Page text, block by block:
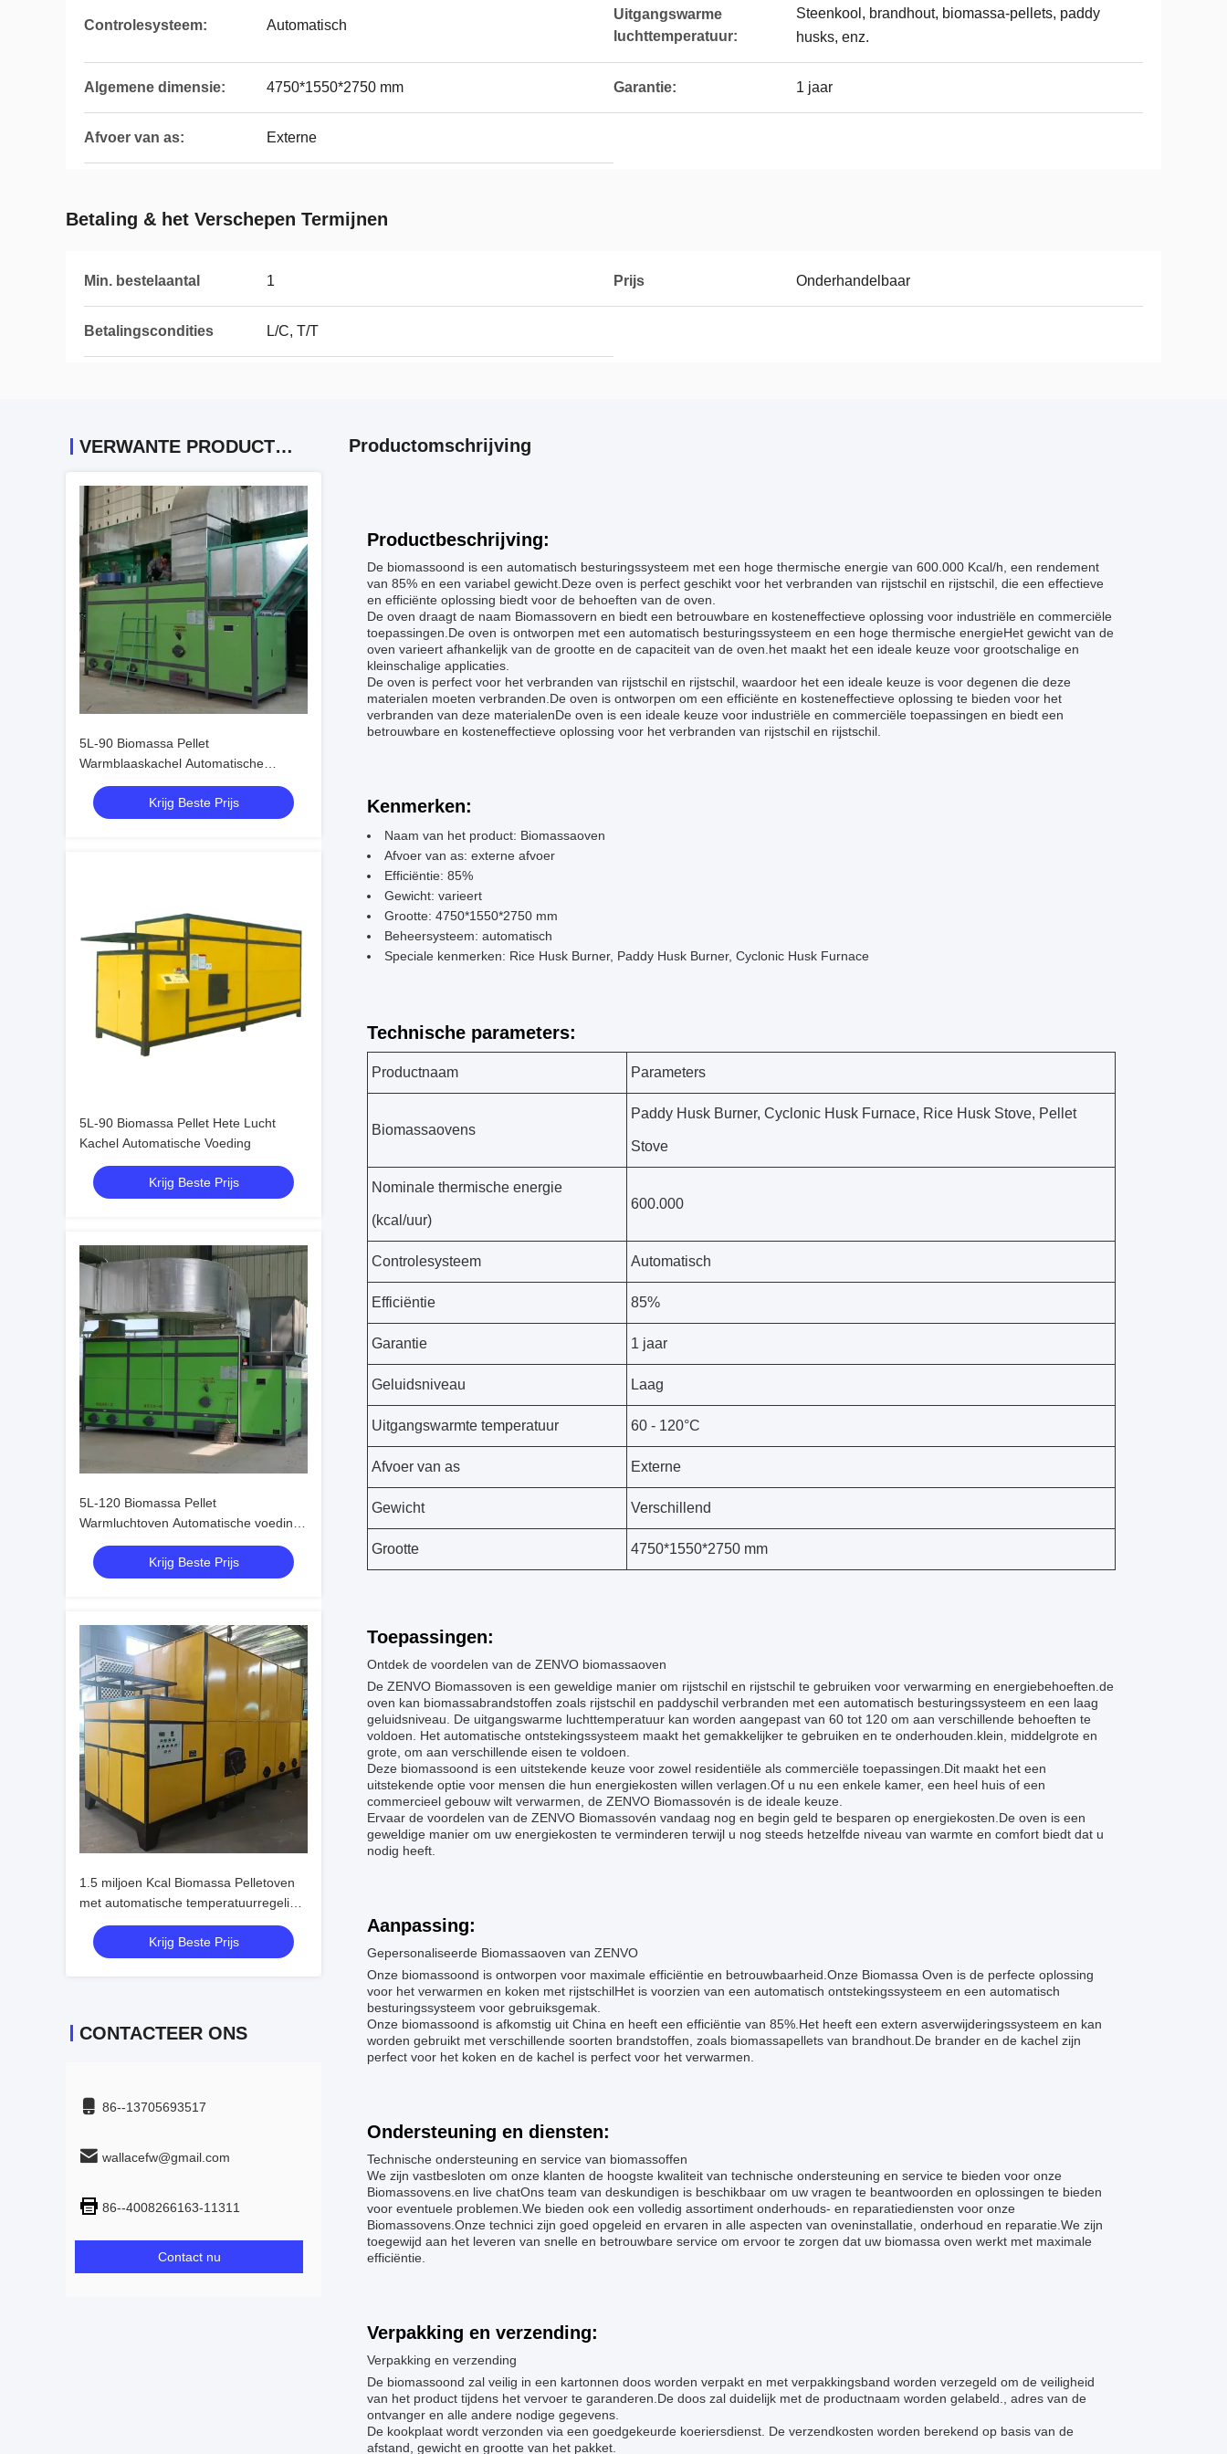
Controlesysteem: Automatisch
Uitgangswarme
luchttemperatuur:
Steenkool, brandhout, biomassa-pellets, paddy
husks, enz.
Algemene dimensie: 4750*1550*2750 mm Garantie: 1 jaar
Afvoer van as: Externe
Betaling & het Verschepen Termijnen
Min. bestelaantal 1 Prijs Onderhandelbaar
Betalingscondities L/C, T/T
VERWANTE PRODUCTEN
5L-90 Biomassa Pellet
Warmblaaskachel Automatische
voeding 83 Thermische efficiëntie
Krijg Beste Prijs
5L-90 Biomassa Pellet Hete Lucht
Kachel Automatische Voeding
Krijg Beste Prijs
5L-120 Biomassa Pellet
Warmluchtoven Automatische voeding
83% Efficiëntie
Krijg Beste Prijs
1.5 miljoen Kcal Biomassa Pelletoven
met automatische temperatuurregeling
en automatische voeding.
Krijg Beste Prijs
CONTACTEER ONS
86--13705693517
wallacefw@gmail.com
86--4008266163-11311
Contact nu
Productomschrijving
Productbeschrijving:
De biomassoond is een automatisch besturingssysteem met een hoge thermische energie van 600.000 Kcal/h, een rendement
van 85% en een variabel gewicht.Deze oven is perfect geschikt voor het verbranden van rijstschil en rijstschil, die een effectieve
en efficiënte oplossing biedt voor de behoeften van de oven.
De oven draagt de naam Biomassovern en biedt een betrouwbare en kosteneffectieve oplossing voor industriële en commerciële
toepassingen.De oven is ontworpen met een automatisch besturingssysteem en een hoge thermische energieHet gewicht van de
oven varieert afhankelijk van de grootte en de capaciteit van de oven.het maakt het een ideale keuze voor grootschalige en
kleinschalige applicaties.
De oven is perfect voor het verbranden van rijstschil en rijstschil, waardoor het een ideale keuze is voor degenen die deze
materialen moeten verbranden.De oven is ontworpen om een efficiënte en kosteneffectieve oplossing te bieden voor het
verbranden van deze materialenDe oven is een ideale keuze voor industriële en commerciële toepassingen en biedt een
betrouwbare en kosteneffectieve oplossing voor het verbranden van rijstschil en rijstschil.
Kenmerken:
Naam van het product: Biomassaoven
Afvoer van as: externe afvoer
Efficiëntie: 85%
Gewicht: varieert
Grootte: 4750*1550*2750 mm
Beheersysteem: automatisch
Speciale kenmerken: Rice Husk Burner, Paddy Husk Burner, Cyclonic Husk Furnace
Technische parameters:
Productnaam Parameters
Biomassaovens
Paddy Husk Burner, Cyclonic Husk Furnace, Rice Husk Stove, Pellet
Stove
Nominale thermische energie
(kcal/uur)
600.000
Controlesysteem Automatisch
Efficiëntie 85%
Garantie 1 jaar
Geluidsniveau Laag
Uitgangswarmte temperatuur 60 - 120°C
Afvoer van as Externe
Gewicht Verschillend
Grootte 4750*1550*2750 mm
Toepassingen:
Ontdek de voordelen van de ZENVO biomassaoven
De ZENVO Biomassoven is een geweldige manier om rijstschil en rijstschil te gebruiken voor verwarming en energiebehoeften.de
oven kan biomassabrandstoffen zoals rijstschil en paddyschil verbranden met een automatisch besturingssysteem en een laag
geluidsniveau. De uitgangswarme luchttemperatuur kan worden aangepast van 60 tot 120 om aan verschillende behoeften te
voldoen. Het automatische ontstekingssysteem maakt het gemakkelijker te gebruiken en te onderhouden.klein, middelgrote en
grote, om aan verschillende eisen te voldoen.
Deze biomassoond is een uitstekende keuze voor zowel residentiële als commerciële toepassingen.Dit maakt het een
uitstekende optie voor mensen die hun energiekosten willen verlagen.Of u nu een enkele kamer, een heel huis of een
commercieel gebouw wilt verwarmen, de ZENVO Biomassovén is de ideale keuze.
Ervaar de voordelen van de ZENVO Biomassovén vandaag nog en begin geld te besparen op energiekosten.De oven is een
geweldige manier om uw energiekosten te verminderen terwijl u nog steeds hetzelfde niveau van warmte en comfort biedt dat u
nodig heeft.
Aanpassing:
Gepersonaliseerde Biomassaoven van ZENVO
Onze biomassoond is ontworpen voor maximale efficiëntie en betrouwbaarheid.Onze Biomassa Oven is de perfecte oplossing
voor het verwarmen en koken met rijstschilHet is voorzien van een automatisch ontstekingssysteem en een automatisch
besturingssysteem voor gebruiksgemak.
Onze biomassoond is afkomstig uit China en heeft een efficiëntie van 85%.Het heeft een extern asverwijderingssysteem en kan
worden gebruikt met verschillende soorten brandstoffen, zoals biomassapellets van brandhout.De brander en de kachel zijn
perfect voor het koken en de kachel is perfect voor het verwarmen.
Ondersteuning en diensten:
Technische ondersteuning en service van biomassoffen
We zijn vastbesloten om onze klanten de hoogste kwaliteit van technische ondersteuning en service te bieden voor onze
Biomassovens.en live chatOns team van deskundigen is beschikbaar om uw vragen te beantwoorden en oplossingen te bieden
voor eventuele problemen.We bieden ook een volledig assortiment onderhouds- en reparatiediensten voor onze
Biomassovens.Onze technici zijn goed opgeleid en ervaren in alle aspecten van oveninstallatie, onderhoud en reparatie.We zijn
toegewijd aan het leveren van snelle en betrouwbare service om ervoor te zorgen dat uw biomassa oven werkt met maximale
efficiëntie.
Verpakking en verzending:
Verpakking en verzending
De biomassoond zal veilig in een kartonnen doos worden verpakt en met verpakkingsband worden verzegeld om de veiligheid
van het product tijdens het vervoer te garanderen.De doos zal duidelijk met de productnaam worden gelabeld., adres van de
ontvanger en alle andere nodige gegevens.
De kookplaat wordt verzonden via een goedgekeurde koeriersdienst. De verzendkosten worden berekend op basis van de
afstand, gewicht en grootte van het pakket.